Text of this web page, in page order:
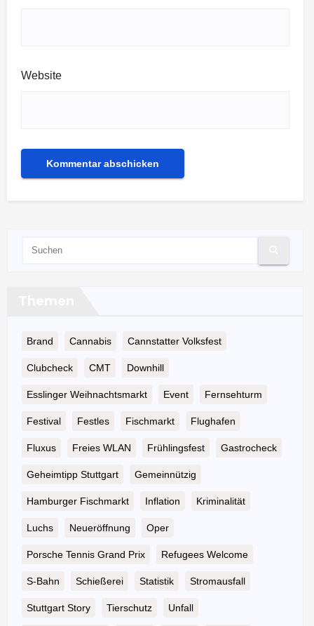
Website
Brand Cannabis Cannstatter Volksfest
Clubcheck CMT Downhill
Esslinger Weihnachtsmarkt Event Fernsehturm
Festival Festles Fischmarkt Flughafen
Fluxus Freies WLAN Frühlingsfest Gastrocheck
Geheimtipp Stuttgart Gemeinnützig
Hamburger Fischmarkt Inflation Kriminalität
Luchs Neueröffnung Oper
Porsche Tennis Grand Prix Refugees Welcome
S-Bahn Schießerei Statistik Stromausfall
Stuttgart Story Tierschutz Unfall